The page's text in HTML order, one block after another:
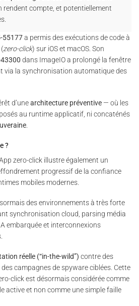
rendent compte, et potentiellement
55177a permis des exécutions de code à
zero-click) sur iOS et macOS. Son
dans ImageIO a prolongé la fenêtre
via la synchronisation automatique des
d’unearchitecture préventive — où les
au runtime applicatif, ni concaténés
?
zero-click illustre également un
progressif de la confiance
mobiles modernes.
des environnements à très forte
synchronisation cloud, parsing média
embarquée et interconnexions
réelle (“in-the-wild”) contre des
campagnes de spyware ciblées. Cette
click est désormais considérée comme
active et non comme une simple faille